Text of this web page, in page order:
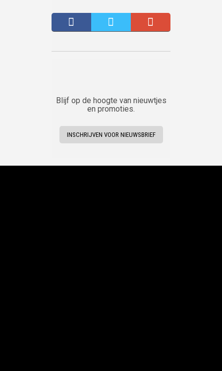
Blijf op de hoogte van nieuwtjes
en promoties.
INSCHRIJVEN VOOR NIEUWSBRIEF